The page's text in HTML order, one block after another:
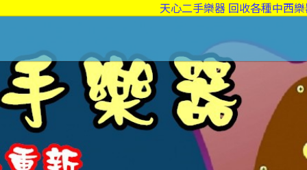
天心二手樂器 回收各種中西樂器